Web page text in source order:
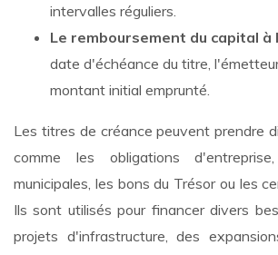
intervalles réguliers.
Le remboursement du capital à
date d'échéance du titre,
montant initial emprunté.
Les titres de créance peuvent prendre
comme les obligations
municipales, les bons du Trésor ou les
Ils sont utilisés pour financer divers
projets d'infrastructure, des